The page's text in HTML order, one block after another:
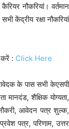
नौकरियां। वर्तमान
केंद्रीय रक्षा नौकरियां
: Click Here
के पास सभी केएसपी
मानदंड, शैक्षिक योग्यता,
आवेदन पत्र शुल्क,
पत्र, परिणाम, उत्तर